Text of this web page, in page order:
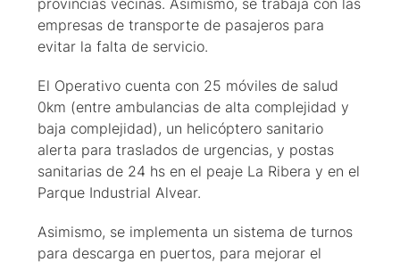
empresas de transporte de pasajeros para
evitar la falta de servicio.
El Operativo cuenta con 25 móviles de salud
0km (entre ambulancias de alta complejidad y
baja complejidad), un helicóptero sanitario
alerta para traslados de urgencias, y postas
sanitarias de 24 hs en el peaje La Ribera y en el
Parque Industrial Alvear.
Asimismo, se implementa un sistema de turnos
para descarga en puertos, para mejorar el